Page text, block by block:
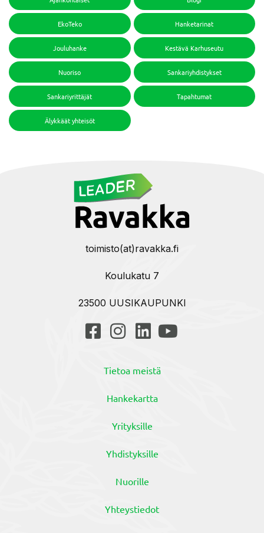
EkoTeko Hanketarinat
Jouluhanke Kestävä Karhuseutu
Nuoriso Sankariyhdistykset
Sankariyrittäjät Tapahtumat
Älykkäät yhteisöt
toimisto(at)ravakka.fi
Koulukatu 7
23500 UUSIKAUPUNKI
Tietoa meistä
Hankekartta
Yrityksille
Yhdistyksille
Nuorille
Yhteystiedot